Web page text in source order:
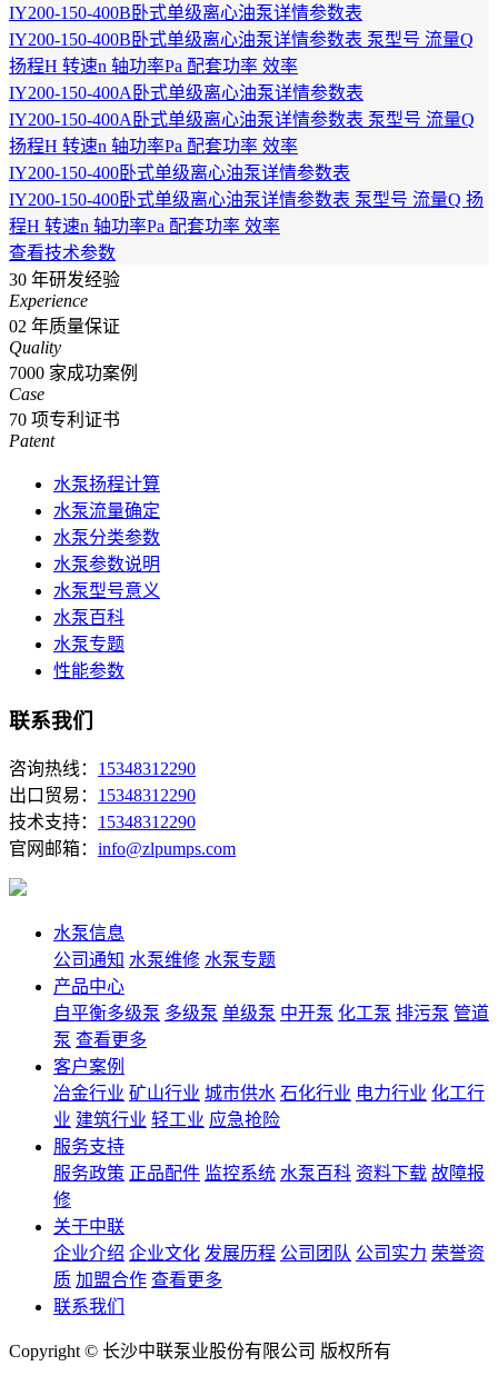
IY200-150-400B卧式单级离心油泵详情参数表
IY200-150-400B卧式单级离心油泵详情参数表 泵型号 流量Q
扬程H 转速n 轴功率Pa 配套功率 效率
IY200-150-400A卧式单级离心油泵详情参数表
IY200-150-400A卧式单级离心油泵详情参数表 泵型号 流量Q
扬程H 转速n 轴功率Pa 配套功率 效率
IY200-150-400卧式单级离心油泵详情参数表
IY200-150-400卧式单级离心油泵详情参数表 泵型号 流量Q 扬
程H 转速n 轴功率Pa 配套功率 效率
查看技术参数
30 年研发经验
Experience
02 年质量保证
Quality
7000 家成功案例
Case
70 项专利证书
Patent
水泵扬程计算
水泵流量确定
水泵分类参数
水泵参数说明
水泵型号意义
水泵百科
水泵专题
性能参数
联系我们
咨询热线： 15348312290
出口贸易： 15348312290
技术支持： 15348312290
官网邮箱： info@zlpumps.com
水泵信息
公司通知 水泵维修 水泵专题
产品中心
自平衡多级泵 多级泵 单级泵 中开泵 化工泵 排污泵 管道
泵 查看更多
客户案例
冶金行业 矿山行业 城市供水 石化行业 电力行业 化工行
业 建筑行业 轻工业 应急抢险
服务支持
服务政策 正品配件 监控系统 水泵百科 资料下载 故障报
修
关于中联
企业介绍 企业文化 发展历程 公司团队 公司实力 荣誉资
质 加盟合作 查看更多
联系我们
Copyright © 长沙中联泵业股份有限公司 版权所有